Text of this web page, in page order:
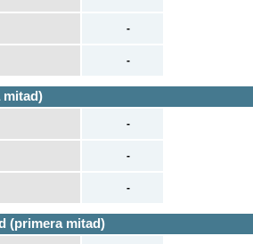
-
-
mitad)
-
-
-
(primera mitad)